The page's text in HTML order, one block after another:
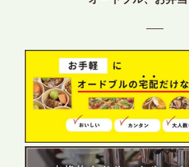
目の展開で、拡大する出張パーテ
2026.6.4
プレスリリースのご案内｜夏の社
の離職防止に。オフィスや会議
う「お祭りケータリング」の提供